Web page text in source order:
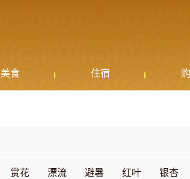
美食 住宿
赏花 漂流 避暑 红叶 银杏